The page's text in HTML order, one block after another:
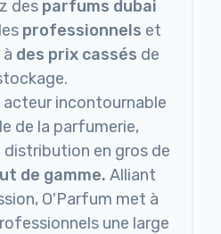
des parfums dubai
professionnels et
à des prix cassés de
acteur incontournable
de la parfumerie,
distribution en gros de
de gamme. Alliant
O'Parfum met à
une large